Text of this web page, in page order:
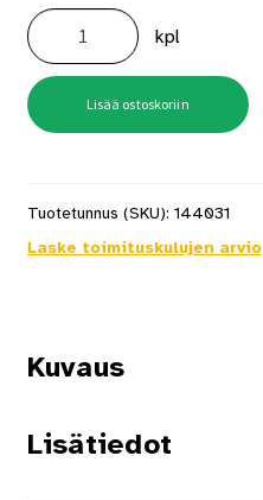
Muovikahva
Valkoinen
määrä kpl
Lisää ostoskoriin
Tuotetunnus (SKU): 144031
Laske toimituskulujen arvio
Kuvaus
Lisätiedot